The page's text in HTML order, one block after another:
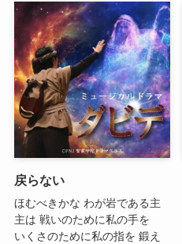
戻らない
ほむべきかな わが岩である主
主は 戦いのために私の手を
いくさのために私の指を 鍛え